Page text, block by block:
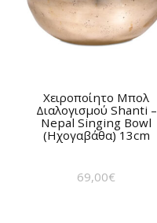
Χειροποίητο Μπολ
Διαλογισμού Shanti –
Nepal Singing Bowl
(Ηχογαβάθα) 13cm
69,00€